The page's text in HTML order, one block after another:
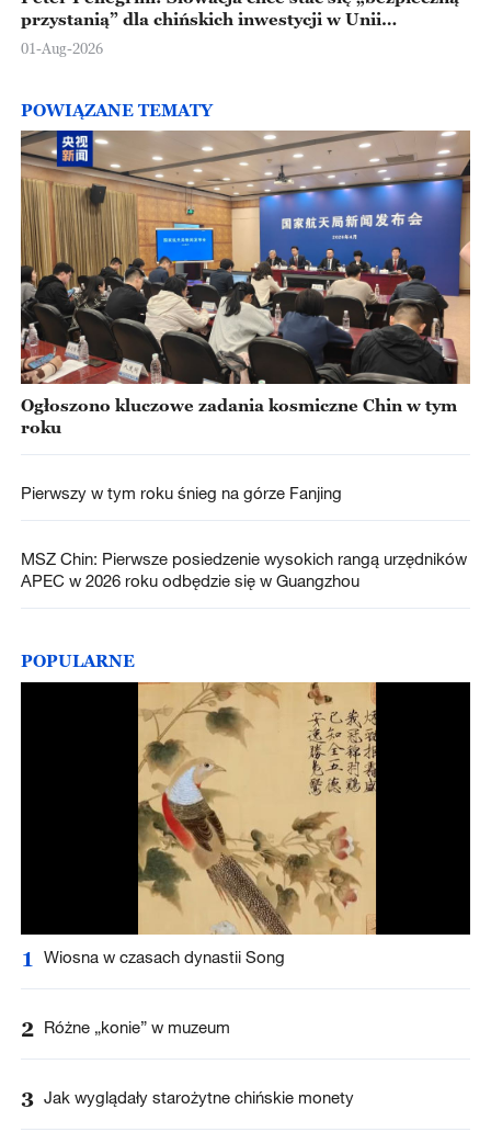
przystanią” dla chińskich inwestycji w Unii
Europejskiej
01-Aug-2026
POWIĄZANE TEMATY
Ogłoszono kluczowe zadania kosmiczne Chin w tym
roku
Pierwszy w tym roku śnieg na górze Fanjing
MSZ Chin: Pierwsze posiedzenie wysokich rangą urzędników
APEC w 2026 roku odbędzie się w Guangzhou
POPULARNE
1 Wiosna w czasach dynastii Song
2 Różne „konie” w muzeum
3 Jak wyglądały starożytne chińskie monety